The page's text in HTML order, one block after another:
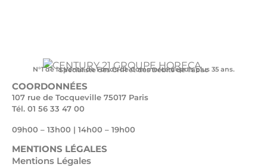
N°1 de la Vente de Fonds de Commerce depuis plus 35 ans.
Spécialiste des CHR et des Débits de Tabac
COORDONNÉES
107 rue de Tocqueville 75017 Paris
Tél. 01 56 33 47 00
09h00 – 13h00 | 14h00 – 19h00
MENTIONS LÉGALES
Mentions Légales